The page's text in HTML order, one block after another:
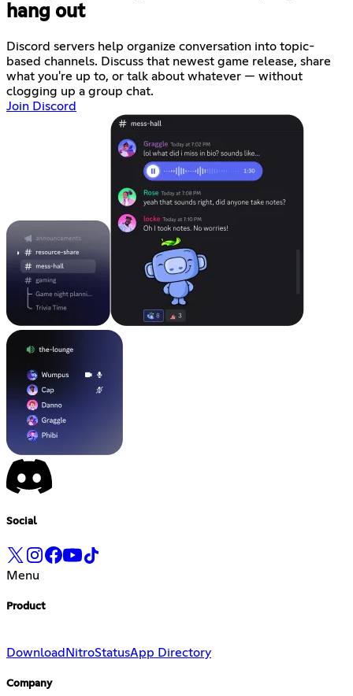
hang out
Discord servers help organize conversation into topic-
based channels. Discuss that newest game release, share
what you're up to, or talk about whatever — without
clogging up a group chat.
Join Discord
Social
Menu
Product
Download NitroStatusApp Directory
Company